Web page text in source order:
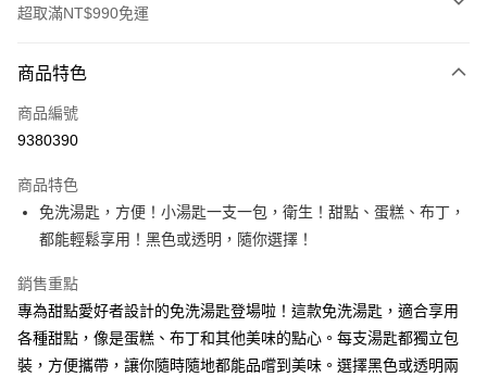
超取滿NT$990免運
信用卡一次付款
超商取貨付款
Apple Pay
街口支付
悠遊付
全盈+PAY
AFTEE先享後付
商品特色
商品編號
9380390
商品特色
免洗湯匙，方便！小湯匙一支一包，衛生！甜點、蛋糕、布丁，
都能輕鬆享用！黑色或透明，隨你選擇！
銷售重點
專為甜點愛好者設計的免洗湯匙登場啦！這款免洗湯匙，適合享用
各種甜點，像是蛋糕、布丁和其他美味的點心。每支湯匙都獨立包
裝，方便攜帶，讓你隨時隨地都能品嚐到美味。選擇黑色或透明兩